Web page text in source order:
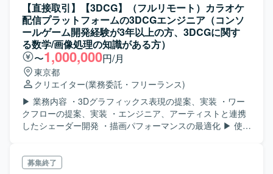
【直接取引】【3DCG】（フルリモート）カラオケ
配信プラットフォームの3DCGエンジニア（コンソ
ールゲーム開発経験が3年以上の方、3DCGに関す
る数学/画像処理の知識がある方）
〜1,000,000円/月
東京都
クリエイター(業務委託・フリーランス)
▶ 業務内容 ・3Dグラフィックス表現の提案、実装 ・ワー
クフローの提案、実装 ・エンジニア、アーティストと連携
したシェーダー開発 ・描画パフォーマンスの最適化 ▶ 使用
セット管理：Git/GitHub/Source Tree等 ▶ 利用ツール ドキ
募集終了